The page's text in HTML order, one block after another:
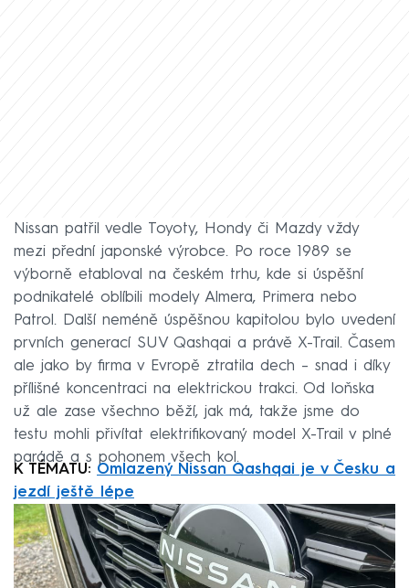
Nissan patřil vedle Toyoty, Hondy či Mazdy vždy
mezi přední japonské výrobce. Po roce 1989 se
výborně etabloval na českém trhu, kde si úspěšní
podnikatelé oblíbili modely Almera, Primera nebo
Patrol. Další neméně úspěšnou kapitolou bylo uvedení
prvních generací SUV Qashqai a právě X-Trail. Časem
ale jako by firma v Evropě ztratila dech – snad i díky
přílišné koncentraci na elektrickou trakci. Od loňska
už ale zase všechno běží, jak má, takže jsme do
testu mohli přivítat elektrifikovaný model X-Trail v plné
parádě a s pohonem všech kol.
K TÉMATU: Omlazený Nissan Qashqai je v Česku a
jezdí ještě lépe